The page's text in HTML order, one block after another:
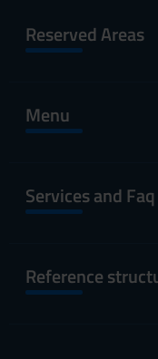
Reserved Areas
Menu
Services and Faq
Reference